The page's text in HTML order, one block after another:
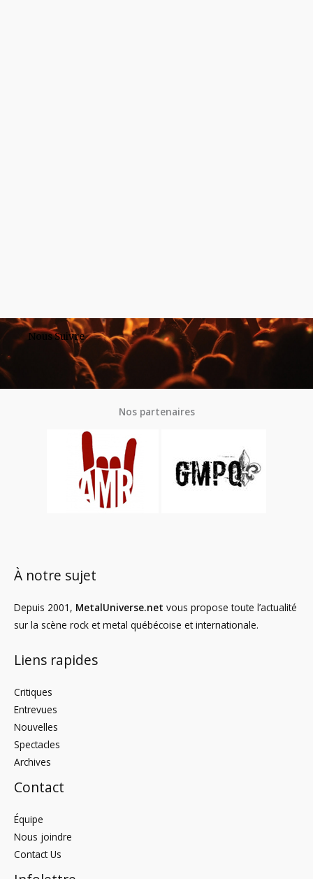
Nous Suivre
Nos partenaires
À notre sujet
Depuis 2001, MetalUniverse.net vous propose toute l’actualité
sur la scène rock et metal québécoise et internationale.
Liens rapides
Critiques
Entrevues
Nouvelles
Spectacles
Archives
Contact
Équipe
Nous joindre
Contact Us